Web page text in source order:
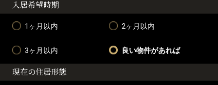
入居希望時期
1ヶ月以内 2ヶ月以内
3ヶ月以内 良い物件があれば
現在の住居形態